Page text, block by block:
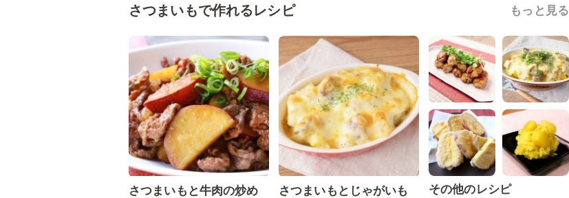
さつまいもで作れるレシピ もっと見る
さつまいもと牛肉の炒め
さつまいもとじゃがいも
その他のレシピ